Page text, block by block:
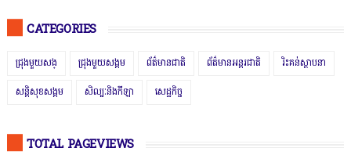
CATEGORIES
ជ្រុងមួយសង្ ជ្រុងមួយសង្គម ព័ត៌មានជាតិ ព័ត៌មានអន្តរជាតិ រិះគន់ស្ថាបនា
សន្តិសុខសង្គម សិល្បៈនិងកីឡា សេដ្ឋកិច្ច
TOTAL PAGEVIEWS